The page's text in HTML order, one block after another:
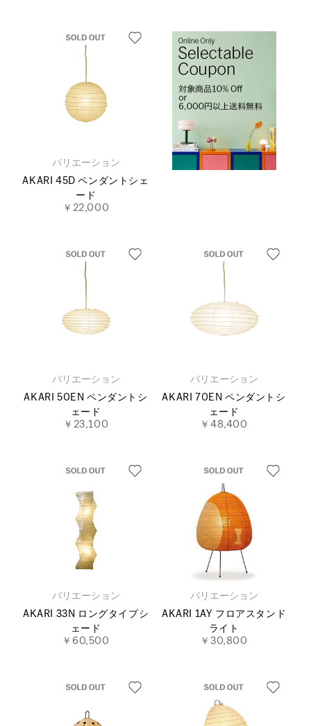
バリエーション
AKARI 45D ペンダントシェ
ード
￥22,000
バリエーション
AKARI 50EN ペンダントシ
ェード
￥23,100
バリエーション
AKARI 70EN ペンダントシ
ェード
￥48,400
バリエーション
AKARI 33N ロングタイプシ
ェード
￥60,500
バリエーション
AKARI 1AY フロアスタンド
ライト
￥30,800